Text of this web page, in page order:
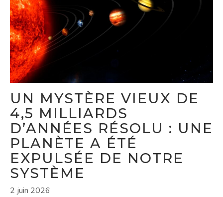
UN MYSTÈRE VIEUX DE
4,5 MILLIARDS
D’ANNÉES RÉSOLU : UNE
PLANÈTE A ÉTÉ
EXPULSÉE DE NOTRE
SYSTÈME
2 juin 2026